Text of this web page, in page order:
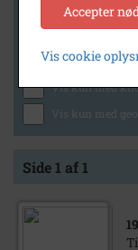
Vis kun med
Vis kun med
Vis kun med
Vis kun med
Side 1 af 1
Accepter
Vis cookie